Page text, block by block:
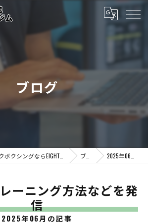
ブログ
ブログ 2025年06月の記事
ーニング方法などを発
信
2025年06月の記事